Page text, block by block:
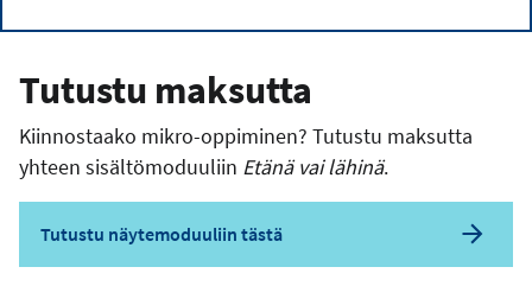
Tutustu maksutta
Kiinnostaako mikro-oppiminen? Tutustu maksutta
yhteen sisältömoduuliin Etänä vai lähinä.
Tutustu näytemoduuliin tästä